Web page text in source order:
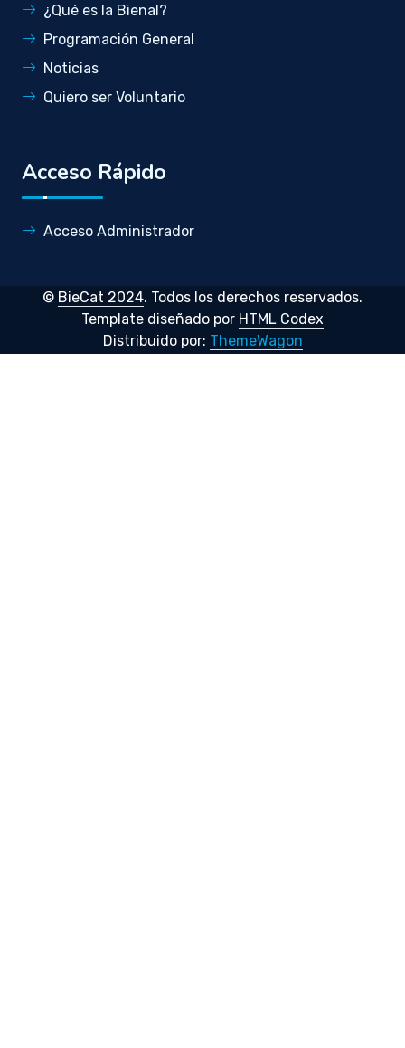
¿Qué es la Bienal?
Programación General
Noticias
Quiero ser Voluntario
Acceso Rápido
Acceso Administrador
© BieCat 2024. Todos los derechos reservados.
Template diseñado por HTML Codex
Distribuido por: ThemeWagon